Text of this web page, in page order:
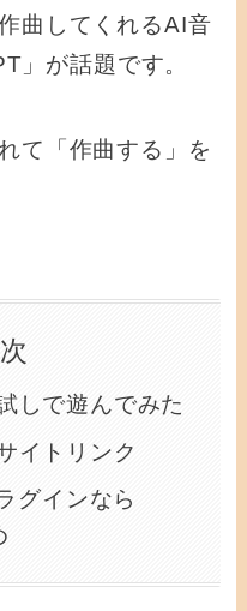
曲してくれるAI音
」が話題です。
て「作曲する」を
しで遊んでみた
イトリンク
グインなら